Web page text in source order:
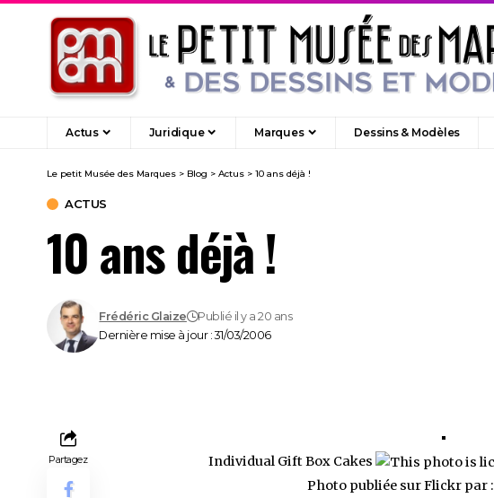
Actus Juridique Marques Dessins & Modèles
Le petit Musée des Marques > Blog > Actus > 10 ans déjà !
ACTUS
10 ans déjà !
Dernière mise à jour : 31/03/2006
Frédéric Glaize Publié il y a 20 ans
Partagez Individual Gift Box Cakes
Photo publiée sur Flickr par :